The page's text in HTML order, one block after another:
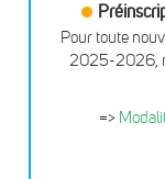
Pour toute
2025-2026,
=>